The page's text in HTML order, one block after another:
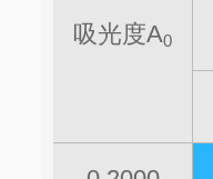
吸光度A0